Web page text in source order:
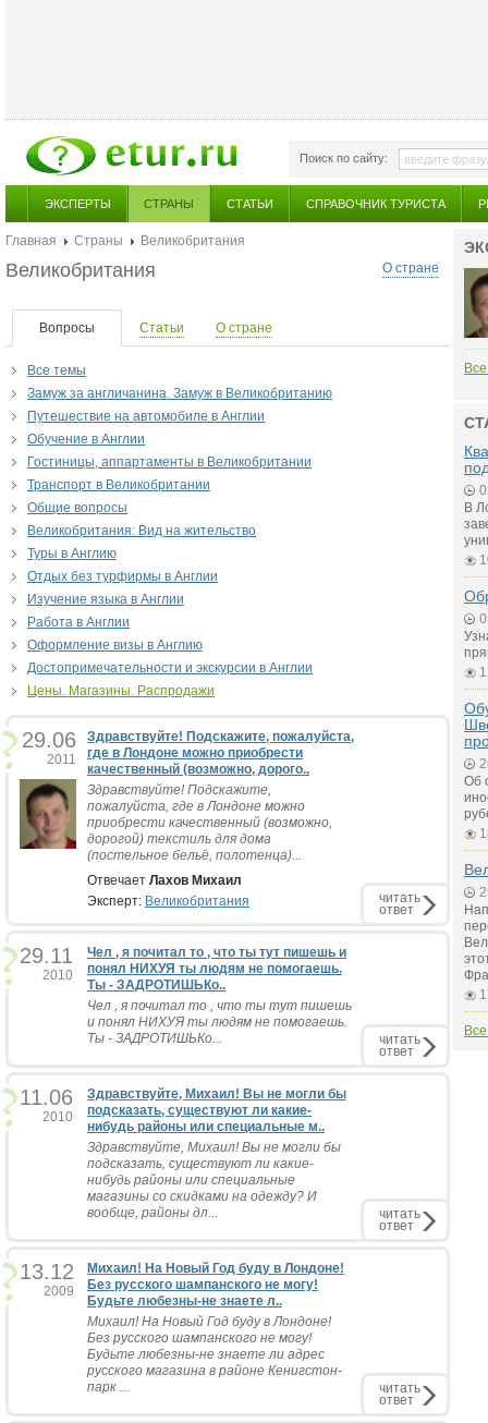
Поиск по сайту:
ЭКСПЕРТЫ СТРАНЫ СТАТЬИ СПРАВОЧНИК ТУРИСТА
Главная Страны
Великобритания
О стране
Великобритания
Вопросы Статьи О стране
Все темы
Замуж за англичанина. Замуж в Великобританию
Путешествие на автомобиле в Англии
Обучение в Англии
Гостиницы, аппартаменты в Великобритании
Транспорт в Великобритании
Общие вопросы
Великобритания: Вид на жительство
Туры в Англию
Отдых без турфирмы в Англии
Изучение языка в Англии
Работа в Англии
Оформление визы в Англию
Достопримечательности и экскурсии в Англии
Цены. Магазины. Распродажи
29.06
2011
Здравствуйте! Подскажите, пожалуйста,
где в Лондоне можно приобрести
качественный (возможно, дорого..
Здравствуйте! Подскажите,
пожалуйста, где в Лондоне можно
приобрести качественный (возможно,
дорогой) текстиль для дома
(постельное бельё, полотенца)...
Отвечает Лахов Михаил
Эксперт: Великобритания читать
ответ
29.11
2010
Чел , я почитал то , что ты тут пишешь и
понял НИХУЯ ты людям не помогаешь.
Ты - ЗАДРОТИШЬКо..
Чел , я почитал то , что ты тут пишешь
и понял НИХУЯ ты людям не помогаешь.
Ты - ЗАДРОТИШЬКо...
читать
ответ
11.06
2010
Здравствуйте, Михаил! Вы не могли бы
подсказать, существуют ли какие-
нибудь районы или специальные м..
Здравствуйте, Михаил! Вы не могли бы
подсказать, существуют ли какие-
нибудь районы или специальные
магазины со скидками на одежду? И
вообще, районы дл...
читать
ответ
13.12
2009
Михаил! На Новый Год буду в Лондоне!
Без русского шампанского не могу!
Будьте любезны-не знаете л..
Михаил! На Новый Год буду в Лондоне!
Без русского шампанского не могу!
Будьте любезны-не знаете ли адрес
русского магазина в районе Кенигстон-
парк ...
читать
ответ
В
Об